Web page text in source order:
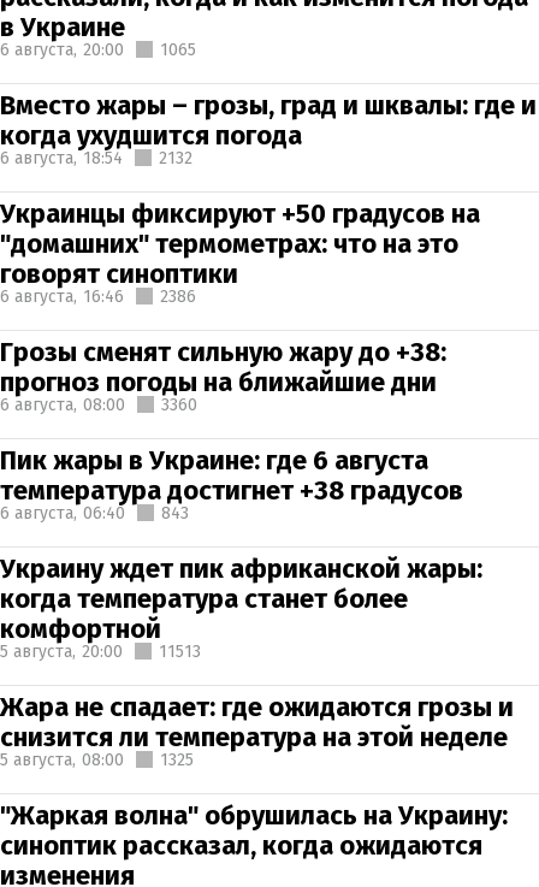
в Украине
6 августа, 20:00 1065
Вместо жары – грозы, град и шквалы: где и
когда ухудшится погода
6 августа, 18:54 2132
Украинцы фиксируют +50 градусов на
"домашних" термометрах: что на это
говорят синоптики
6 августа, 16:46 2386
Грозы сменят сильную жару до +38:
прогноз погоды на ближайшие дни
6 августа, 08:00 3360
Пик жары в Украине: где 6 августа
температура достигнет +38 градусов
6 августа, 06:40 843
Украину ждет пик африканской жары:
когда температура станет более
комфортной
5 августа, 20:00 11513
Жара не спадает: где ожидаются грозы и
снизится ли температура на этой неделе
5 августа, 08:00 1325
"Жаркая волна" обрушилась на Украину:
синоптик рассказал, когда ожидаются
изменения